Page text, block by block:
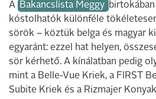
A Bakancslista Meggy
kóstolhatók különféle
sörök – köztük belga és magyar
egyaránt: ezzel hat helyen,
sör kérhető. A kínálatban pedig
mint a Belle-Vue Kriek, a FIRST
Subite Kriek és a Rizmajer